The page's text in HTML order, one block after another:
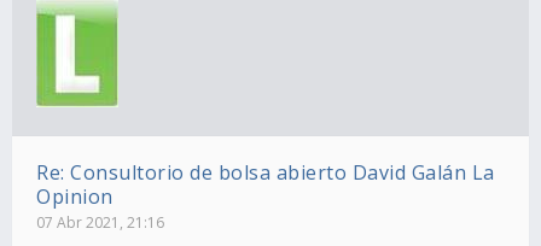
Re: Consultorio de bolsa abierto David Galán La
Opinion
07 Abr 2021, 21:16